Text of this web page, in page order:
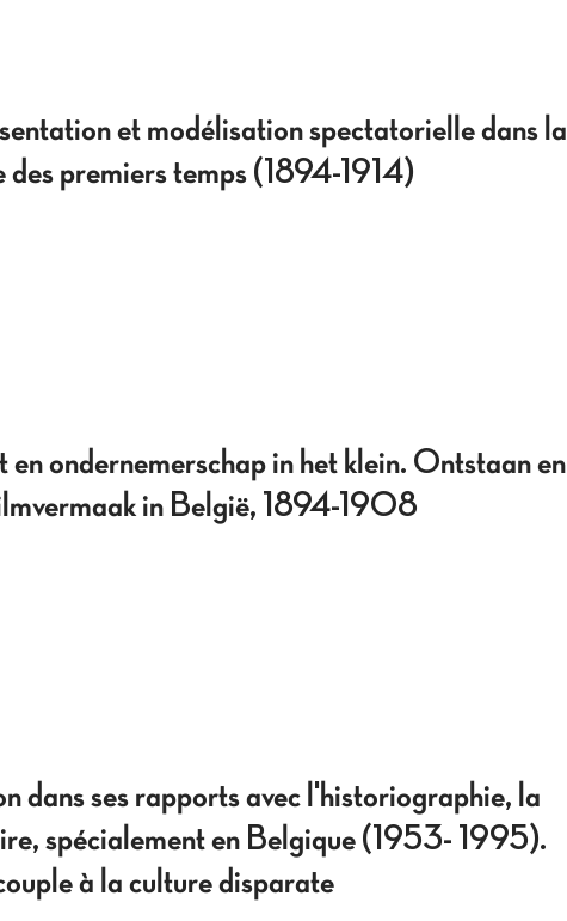
et modélisation spectatorielle dans la
premiers temps (1894-1914)
ondernemerschap in het klein. Ontstaan en
in België, 1894-1908
dans ses rapports avec l'historiographie, la
spécialement en Belgique (1953- 1995).
à la culture disparate